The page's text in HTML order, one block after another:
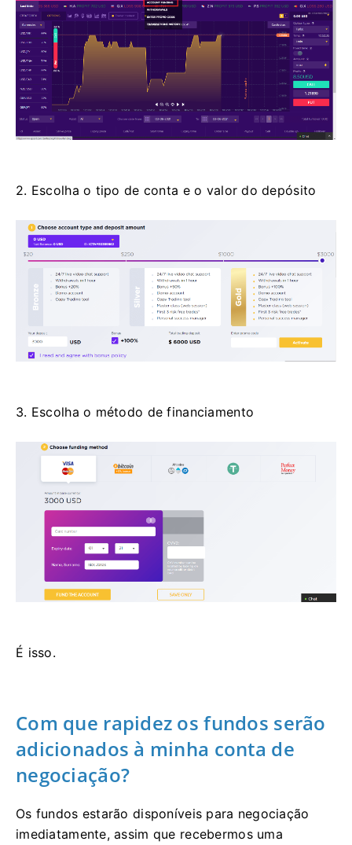
2. Escolha o tipo de conta e o valor do depósito
3. Escolha o método de financiamento
É isso.
Com que rapidez os fundos serão
adicionados à minha conta de
negociação?
Os fundos estarão disponíveis para negociação
imediatamente, assim que recebermos uma